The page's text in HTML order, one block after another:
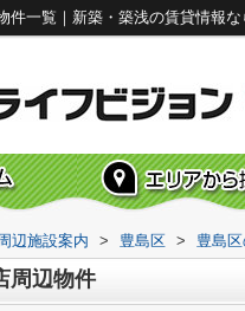
件一覧｜新築・築浅の賃貸情報
辺施設案内 > 豊島区 > 豊島
周辺物件